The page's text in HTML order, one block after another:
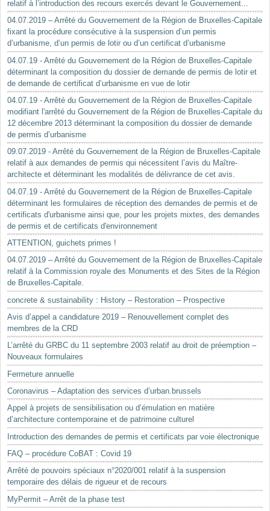
relatif à l’introduction des recours exercés devant le Gouvernement...
04.07.2019 – Arrêté du Gouvernement de la Région de Bruxelles-Capitale
fixant la procédure consécutive à la suspension d’un permis
d’urbanisme, d’un permis de lotir ou d’un certificat d’urbanisme
04.07.19 - Arrêté du Gouvernement de la Région de Bruxelles-Capitale
déterminant la composition du dossier de demande de permis de lotir et
de demande de certificat d’urbanisme en vue de lotir
04.07.19 - Arrêté du Gouvernement de la Région de Bruxelles-Capitale
modifiant l'arrêté du Gouvernement de la Région de Bruxelles-Capitale du
12 décembre 2013 déterminant la composition du dossier de demande
de permis d’urbanisme
09.07.2019 - Arrêté du Gouvernement de la Région de Bruxelles-Capitale
relatif à aux demandes de permis qui nécessitent l’avis du Maître-
architecte et déterminant les modalités de délivrance de cet avis.
04.07.19 - Arrêté du Gouvernement de la Région de Bruxelles-Capitale
déterminant les formulaires de réception des demandes de permis et de
certificats d'urbanisme ainsi que, pour les projets mixtes, des demandes
de permis et de certificats d'environnement
ATTENTION, guichets primes !
04.07.2019 – Arrêté du Gouvernement de la Région de Bruxelles-Capitale
relatif à la Commission royale des Monuments et des Sites de la Région
de Bruxelles-Capitale.
concrete & sustainability : History – Restoration – Prospective
Avis d’appel a candidature 2019 – Renouvellement complet des
membres de la CRD
L’arrêté du GRBC du 11 septembre 2003 relatif au droit de préemption –
Nouveaux formulaires
Fermeture annuelle
Coronavirus – Adaptation des services d’urban.brussels
Appel à projets de sensibilisation ou d’émulation en matière
d’architecture contemporaine et de patrimoine culturel
Introduction des demandes de permis et certificats par voie électronique
FAQ – procédure CoBAT : Covid 19
Arrêté de pouvoirs spéciaux n°2020/001 relatif à la suspension
temporaire des délais de rigueur et de recours
MyPermit – Arrêt de la phase test